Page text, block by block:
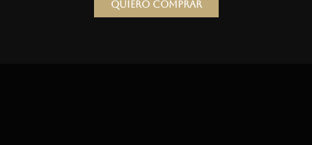
Quiero comprar